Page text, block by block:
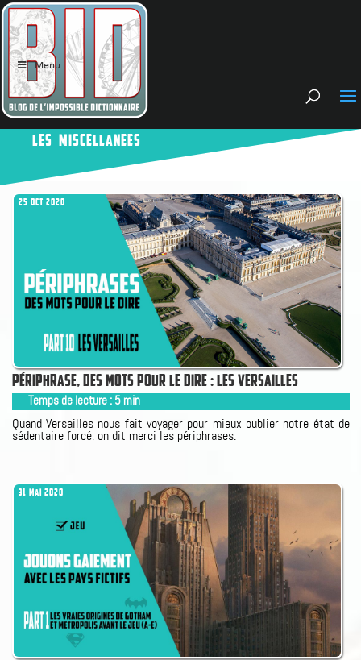
Menu
LES MISCELLANEES
PÉRIPHRASE, DES MOTS POUR LE DIRE : LES VERSAILLES
25 OCT 2020
Temps de lecture : 5 min
Quand Versailles nous fait voyager pour mieux oublier notre état de
sédentaire forcé, on dit merci les périphrases.
31 MAI 2020